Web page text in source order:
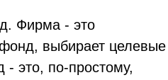
Фирма - это
выбирает целевые
- это, по-простому,